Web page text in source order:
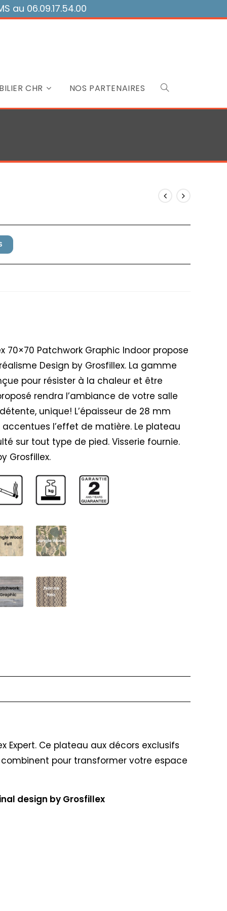
au 06.09.17.54.00
CHR NOS PARTENAIRES Toggle
search
70×70 Patchwork Graphic Indoor propose
Design by Grosfillex. La gamme
pour résister à la chaleur et être
rendra l’ambiance de votre salle
unique! L’épaisseur de 28 mm
l’effet de matière. Le plateau
sur tout type de pied. Visserie fournie.
Grosfillex.
Expert. Ce plateau aux décors exclusifs
pour transformer votre espace
design by Grosfillex